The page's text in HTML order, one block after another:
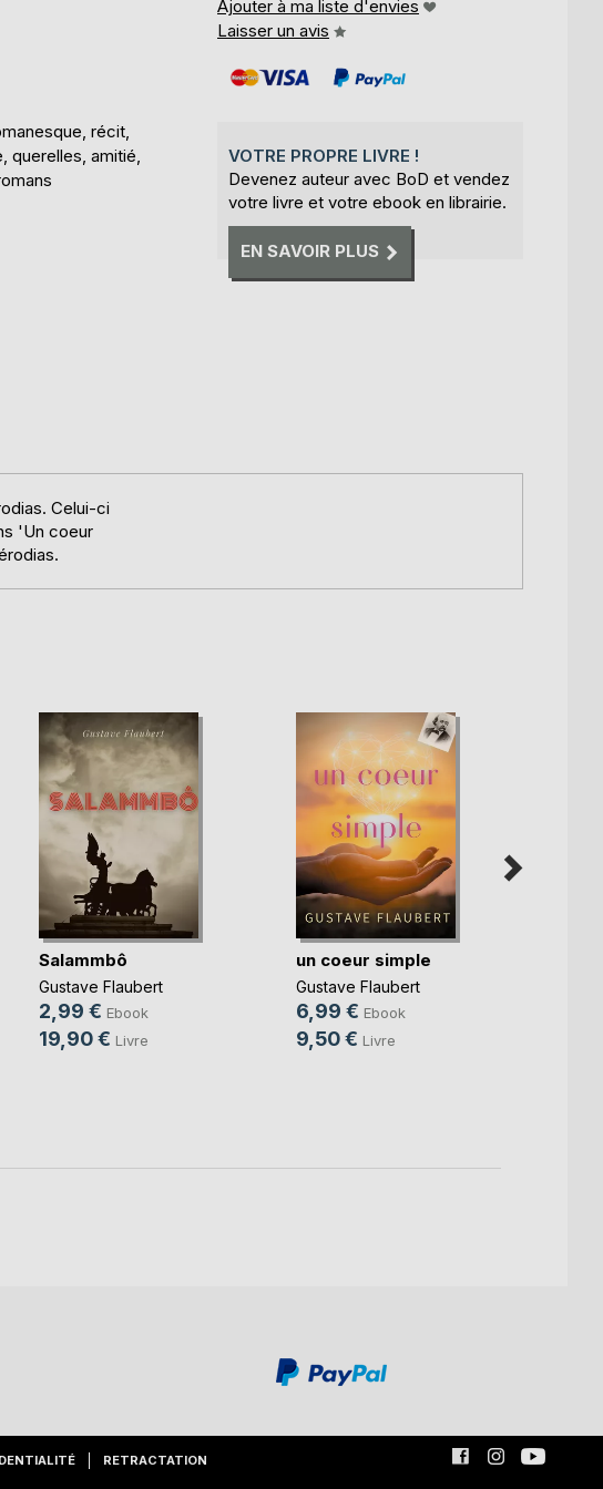
récit,
querelles, amitié,
Ajouter à ma liste d'envies
Laisser un avis
VOTRE PROPRE LIVRE !
Devenez auteur avec BoD et vendez
votre livre et votre ebook en librairie.
EN SAVOIR PLUS
Celui-ci
'Un coeur
Salammbô
Gustave Flaubert
2,99 € Ebook
19,90 € Livre
un coeur simple
Gustave Flaubert
6,99 € Ebook
9,50 € Livre
RETRACTATION